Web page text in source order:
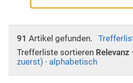
91 Artikel gefunden.
Trefferliste sortieren Relevanz ·
zuerst) · alphabetisch